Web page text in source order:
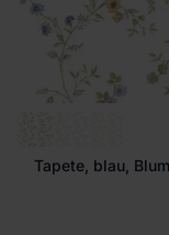
Tapete, blau,